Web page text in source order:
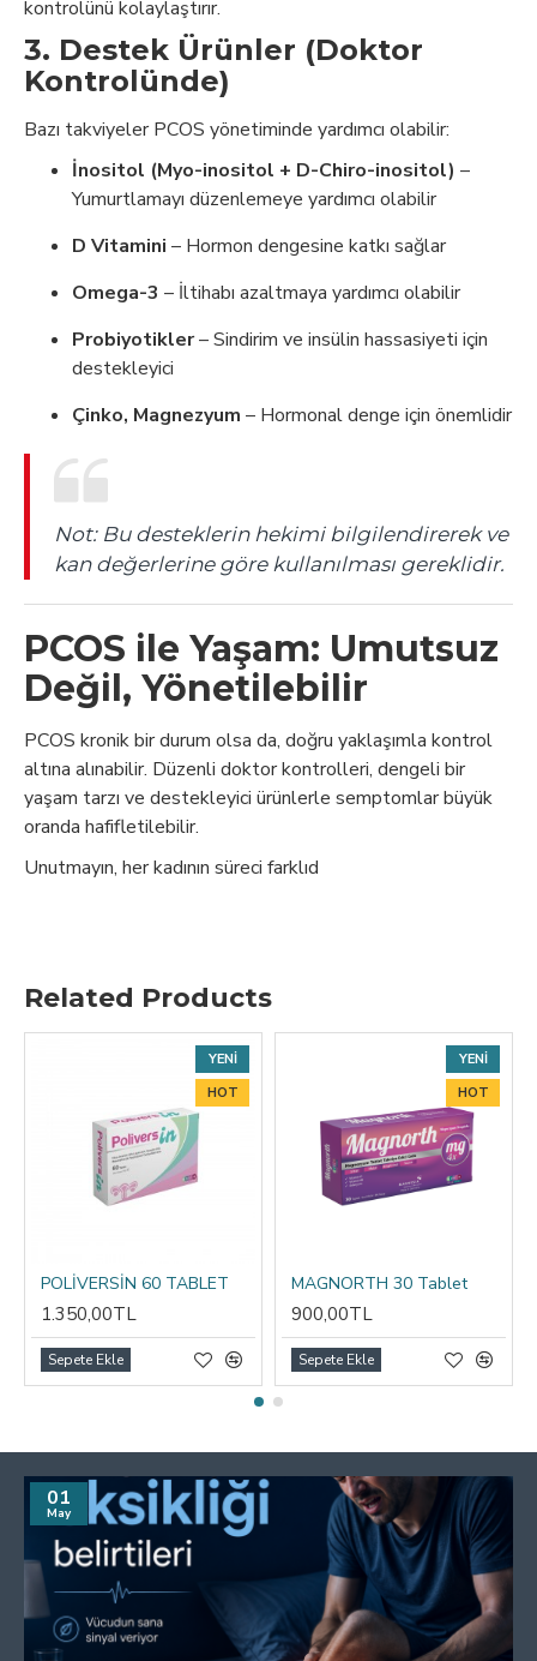
kontrolünü kolaylaştırır.
3. Destek Ürünler (Doktor
Kontrolünde)
Bazı takviyeler PCOS yönetiminde yardımcı olabilir:
İnositol (Myo-inositol + D-Chiro-inositol) –
Yumurtlamayı düzenlemeye yardımcı olabilir
D Vitamini – Hormon dengesine katkı sağlar
Omega-3 – İltihabı azaltmaya yardımcı olabilir
Probiyotikler– Sindirim ve insülin hassasiyeti için
destekleyici
Çinko, Magnezyum – Hormonal denge için önemlidir
Not: Bu desteklerin hekimi bilgilendirerek ve
kan değerlerine göre kullanılması gereklidir.
PCOS ile Yaşam: Umutsuz
Değil, Yönetilebilir
PCOS kronik bir durum olsa da, doğru yaklaşımla kontrol
altına alınabilir. Düzenli doktor kontrolleri, dengeli bir
yaşam tarzı ve destekleyici ürünlerle semptomlar büyük
oranda hafifletilebilir.
Unutmayın, her kadının süreci farklıd
Related Products
YENI
HOT
POLİVERSİN 60 TABLET
1.350,00TL
Sepete Ekle
YENI
HOT
MAGNORTH 30 Tablet
900,00TL
Sepete Ekle
01
May